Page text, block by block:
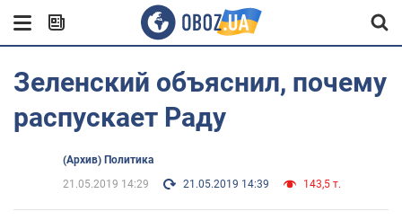
Зеленский объяснил, почему
распускает Раду
(Архив) Политика
21.05.2019 14:29
21.05.2019 14:39 143,5 т.